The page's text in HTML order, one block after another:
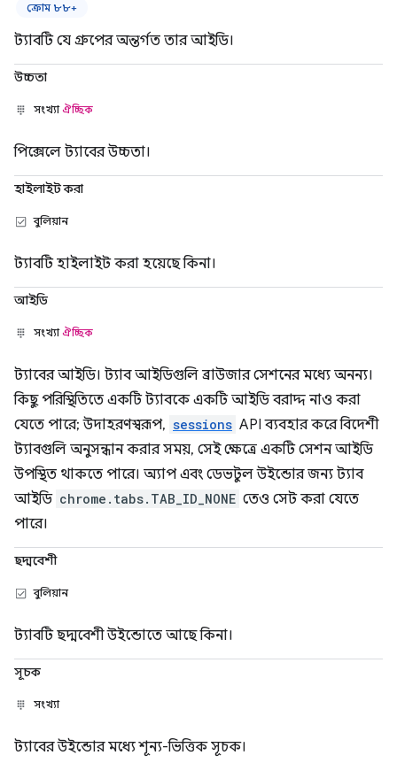
ক্রোম ৮৮+
ট্যাবটি যে গ্রুপের অন্তর্গত তার আইডি।
উচ্চতা
সংখ্যাঐচ্ছিক
পিক্সেলে ট্যাবের উচ্চতা।
হাইলাইট করা
বুলিয়ান
ট্যাবটি হাইলাইট করা হয়েছে কিনা।
আইডি
সংখ্যাঐচ্ছিক
ট্যাবের আইডি। ট্যাব আইডিগুলি ব্রাউজার সেশনের মধ্যে অনন্য।
কিছু পরিস্থিতিতে একটি ট্যাবকে একটি আইডি বরাদ্দ নাও করা
যেতে পারে; উদাহরণস্বরূপ, sessions API ব্যবহার করে বিদেশী
ট্যাবগুলি অনুসন্ধান করার সময়, সেই ক্ষেত্রে একটি সেশন আইডি
উপস্থিত থাকতে পারে। অ্যাপ এবং ডেভটুল উইন্ডোর জন্য ট্যাব
আইডি chrome.tabs.TAB_ID_NONE তেও সেট করা যেতে
পারে।
ছদ্মবেশী
বুলিয়ান
ট্যাবটি ছদ্মবেশী উইন্ডোতে আছে কিনা।
সূচক
সংখ্যা
ট্যাবের উইন্ডোর মধ্যে শূন্য-ভিত্তিক সূচক।